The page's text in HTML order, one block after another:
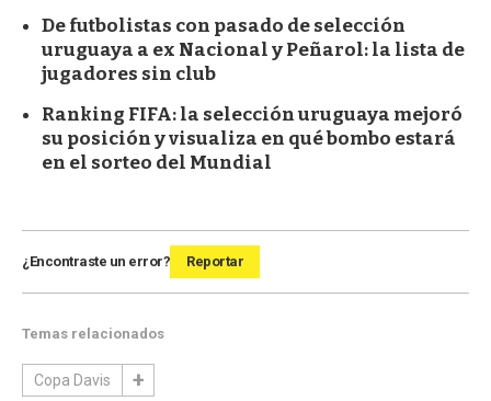
De futbolistas con pasado de selección
uruguaya a ex Nacional y Peñarol: la lista de
jugadores sin club
Ranking FIFA: la selección uruguaya mejoró
su posición y visualiza en qué bombo estará
en el sorteo del Mundial
¿Encontraste un error? Reportar
Temas relacionados
Copa Davis